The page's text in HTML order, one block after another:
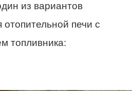
из вариантов
печи с
топливника: